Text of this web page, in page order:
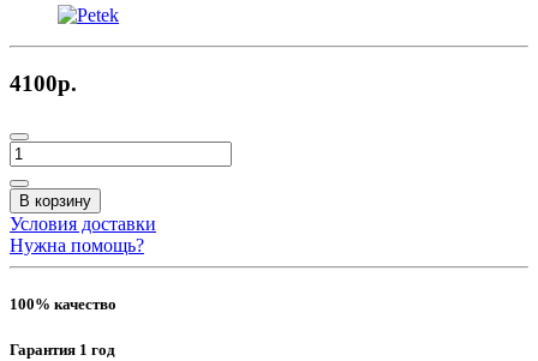
4100р.
В корзину
Условия доставки
Нужна помощь?
100% качество
Гарантия 1 год